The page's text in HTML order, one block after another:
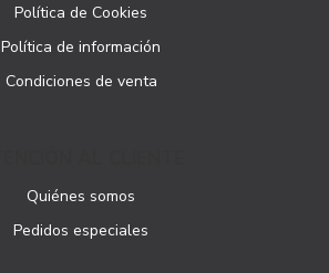
Política de Cookies
Política de información
Condiciones de venta
Quiénes somos
Pedidos especiales